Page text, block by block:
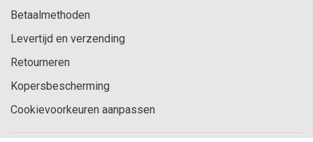
Betaalmethoden
Levertijd en verzending
Retourneren
Kopersbescherming
Cookievoorkeuren aanpassen